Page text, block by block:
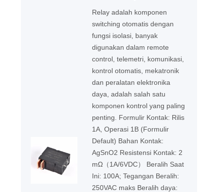
Relay adalah komponen
switching otomatis dengan
fungsi isolasi, banyak
digunakan dalam remote
control, telemetri, komunikasi,
kontrol otomatis, mekatronik
dan peralatan elektronika
daya, adalah salah satu
komponen kontrol yang paling
penting. Formulir Kontak: Rilis
1A, Operasi 1B (Formulir
Default) Bahan Kontak:
AgSnO2 Resistensi Kontak: 2
mΩ（1A/6VDC） Beralih Saat
Ini: 100A; Tegangan Beralih:
250VAC maks Beralih daya: